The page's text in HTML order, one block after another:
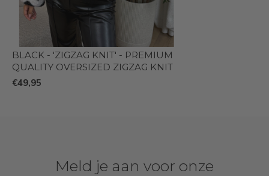
BLACK - 'ZIGZAG KNIT' - PREMIUM
QUALITY OVERSIZED ZIGZAG KNIT
€49,95
Meld je aan voor onze